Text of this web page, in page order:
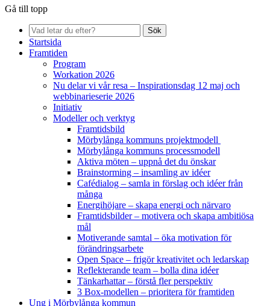
Gå till topp
Sök
Startsida
Framtiden
Program
Workation 2026
Nu delar vi vår resa – Inspirationsdag 12 maj och
webbinarieserie 2026
Initiativ
Modeller och verktyg
Framtidsbild
Mörbylånga kommuns projektmodell
Mörbylånga kommuns processmodell
Aktiva möten – uppnå det du önskar
Brainstorming – insamling av idéer
Cafédialog – samla in förslag och idéer från
många
Energihöjare – skapa energi och närvaro
Framtidsbilder – motivera och skapa ambitiösa
mål
Motiverande samtal – öka motivation för
förändringsarbete
Open Space – frigör kreativitet och ledarskap
Reflekterande team – bolla dina idéer
Tänkarhattar – förstå fler perspektiv
3 Box-modellen – prioritera för framtiden
Ung i Mörbylånga kommun